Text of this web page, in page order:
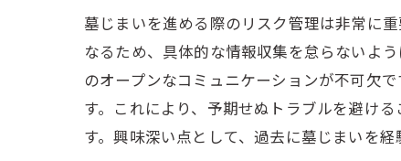
墓じまいを進める際のリスク管理は非常に
なるため、具体的な情報収集を怠らないよ
のオープンなコミュニケーションが不可欠
す。これにより、予期せぬトラブルを避け
す。興味深い点として、過去に墓じまいを